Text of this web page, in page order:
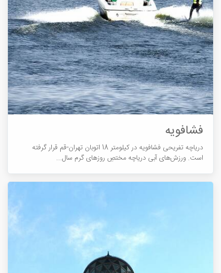
فشافویه
دریاچه تفریحی فشافویه در کیلومتر 18 اتوبان تهران-قم قرار گرفته
است. ورزش‌‏های آبی دریاچه مختصِ روزهای گرم سال...